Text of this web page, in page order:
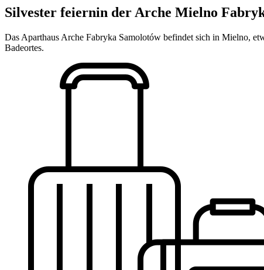
Silvester feiernin der Arche Mielno
Das Aparthaus Arche Fabryka Samolotów befindet sich in Mielno,
Badeortes.